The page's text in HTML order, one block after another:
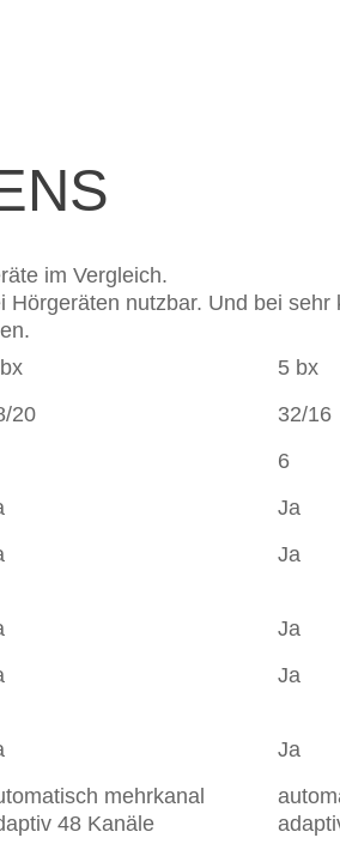
im Vergleich.
Hörgeräten nutzbar. Und bei
5 bx
20 32/16
6
Ja
Ja
Ja
Ja
Ja
mehrkanal
48 Kanäle